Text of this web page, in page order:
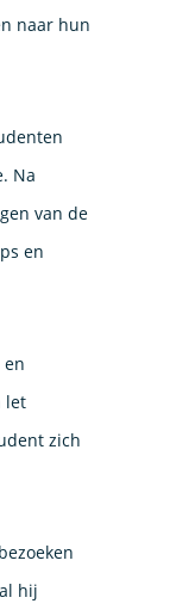
naar hun
Na
van de
en
let
zich
hij